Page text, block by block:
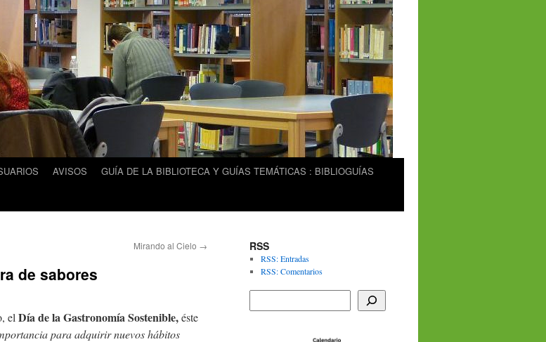
AVISOS
GUÍA DE LA BIBLIOTECA Y GUÍAS TEMÁTICAS : BIBLIOGUÍAS
Mirando al Cielo →
de sabores
el Día de la Gastronomía Sostenible,éste
para adquirir nuevos hábitos
RSS
RSS: Entradas
RSS: Comentarios